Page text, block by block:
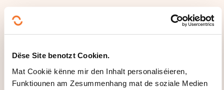
Dëse Site benotzt Cookien.
Mat Cookië kënne mir den Inhalt personaliséieren,
Funktiounen am Zesummenhang mat de soziale Medien
PEDAGOGESCH METHODEN
Ma pédagogie est active, participative et orientée
Méthodes utilisées :